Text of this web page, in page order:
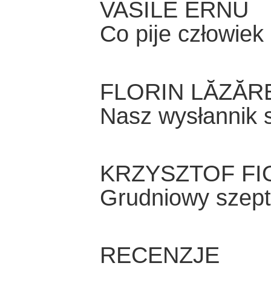
VASILE ERNU
Co pĳe
FLORIN
Nasz wysłannik
KRZYSZTOF
Grudniowy
RECENZJE